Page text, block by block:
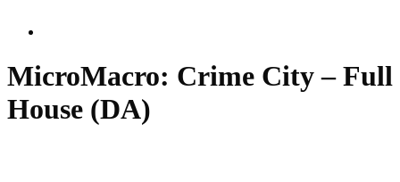
MicroMacro: Crime City – Full
House (DA)